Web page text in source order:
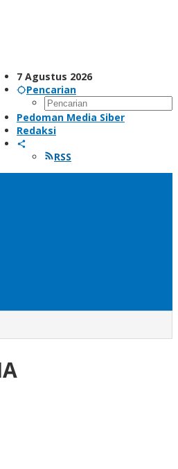
7 Agustus 2026
Pencarian
Pedoman Media Siber
Redaksi
RSS